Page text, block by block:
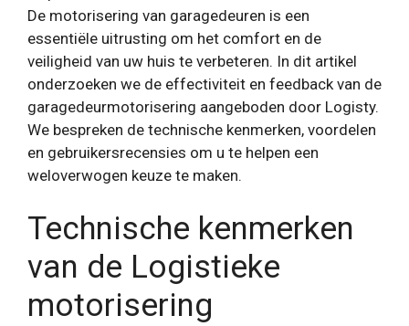
De motorisering van garagedeuren is een
essentiële uitrusting om het comfort en de
veiligheid van uw huis te verbeteren. In dit artikel
onderzoeken we de effectiviteit en feedback van de
garagedeurmotorisering aangeboden door Logisty.
We bespreken de technische kenmerken, voordelen
en gebruikersrecensies om u te helpen een
weloverwogen keuze te maken.
Technische kenmerken
van de Logistieke
motorisering